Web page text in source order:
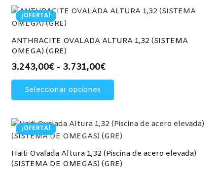
¡OFERTA!
ANTHRACITE OVALADA ALTURA 1,32 (SISTEMA
OMEGA) (GRE)
3.243,00€ - 3.731,00€Rango
de
desde
hasta
3.731,00€
Seleccionar opciones
variantes.
Las
opciones
se
¡OFERTA!
Haiti Ovalada Altura 1,32 (Piscina de acero elevada)
(SISTEMA DE OMEGAS) (GRE)